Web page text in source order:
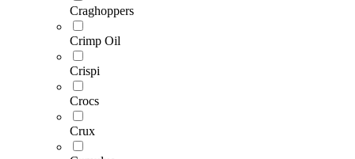
Craghoppers
Crimp Oil
Crispi
Crocs
Crux